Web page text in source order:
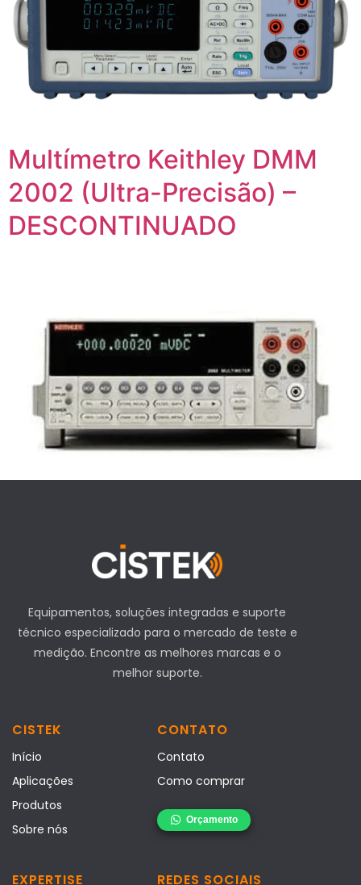
Multímetro Keithley DMM
2002 (Ultra-Precisão) –
DESCONTINUADO
Equipamentos, soluções integradas e suporte
técnico especializado para o mercado de teste e
medição. Encontre as melhores marcas e o
melhor suporte.
CISTEK
Início
Aplicações
Produtos
Sobre nós
CONTATO
Contato
Como comprar
EXPERTISE REDES SOCIAIS